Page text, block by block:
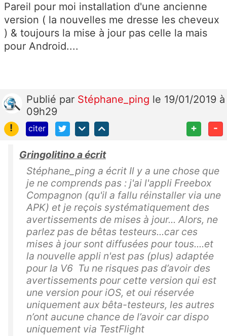
Pareil pour moi installation d'une ancienne
version ( la nouvelles me dresse les cheveux
) & toujours la mise à jour pas celle la mais
pour Android....
Publié par Stéphane_ping le 19/01/2019 à
09h29
!
citer + -
Gringolitino a écrit
Stéphane_ping a écrit Il y a une chose que
je ne comprends pas : j'ai l'appli Freebox
Compagnon (qu'il a fallu réinstaller via une
APK) et je reçois systématiquement des
avertissements de mises à jour... Alors, ne
parlez pas de bêtas testeurs...car ces
mises à jour sont diffusées pour tous....et
la nouvelle appli n'est pas (plus) adaptée
pour la V6 Tu ne risques pas d’avoir des
avertissements pour cette version qui est
une version pour iOS, et oui réservée
uniquement aux bêta-testeurs, les autres
n’ont aucune chance de l’avoir car dispo
uniquement via TestFlight